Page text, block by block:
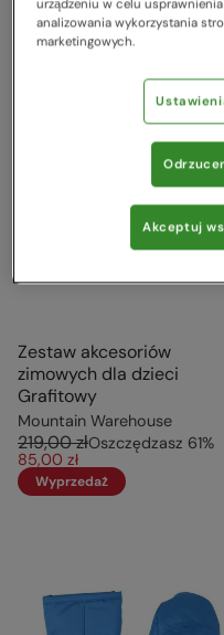
Zestaw akcesoriów
zimowych dla dzieci
Grafitowy
Mountain Warehouse
219,00 złOszczędzasz 61%
85,00 zł
Wyprzedaż
urządzeniu w celu
analizowania wykorzystania
marketingowych.
Akceptuj